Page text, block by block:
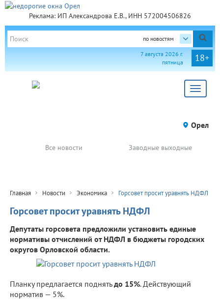
Реклама: ИП Александрова Е.В., ИНН 572004506826
по новостям
18+
7 августа 2026 г.
пятница
Toggle
Орел
Все новости Заводные выходные
Главная Новости Экономика Горсовет просит уравнять НДФЛ
Горсовет просит уравнять НДФЛ
Депутаты горсовета предложили установить единые
нормативы отчислений от НДФЛ в бюджеты городских
округов Орловской области.
Планку предлагается поднятьдо 15%. Действующий
норматив — 5%.